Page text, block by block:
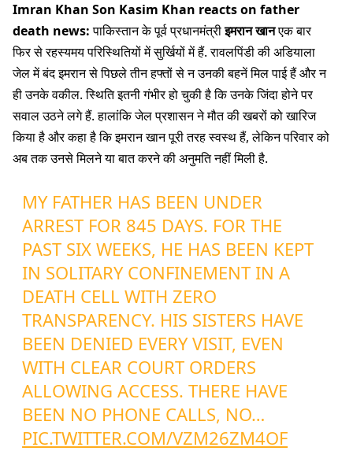
Imran Khan Son Kasim Khan reacts on father
death news:पाकिस्तान के पूर्व प्रधानमंत्रीइमरान खानएक बार
फिर से रहस्यमय परिस्थितियों में सुर्खियों में हैं. रावलपिंडी की अडियाला
जेल में बंद इमरान से पिछले तीन हफ्तों से न उनकी बहनें मिल पाई हैं और न
ही उनके वकील. स्थिति इतनी गंभीर हो चुकी है कि उनके जिंदा होने पर
सवाल उठने लगे हैं. हालांकि जेल प्रशासन ने मौत की खबरों को खारिज
किया है और कहा है कि इमरान खान पूरी तरह स्वस्थ हैं, लेकिन परिवार को
अब तक उनसे मिलने या बात करने की अनुमति नहीं मिली है.
MY FATHER HAS BEEN UNDER
ARREST FOR 845 DAYS. FOR THE
PAST SIX WEEKS, HE HAS BEEN KEPT
IN SOLITARY CONFINEMENT IN A
DEATH CELL WITH ZERO
TRANSPARENCY. HIS SISTERS HAVE
BEEN DENIED EVERY VISIT, EVEN
WITH CLEAR COURT ORDERS
ALLOWING ACCESS. THERE HAVE
BEEN NO PHONE CALLS, NO…
PIC.TWITTER.COM/VZM26ZM4OF